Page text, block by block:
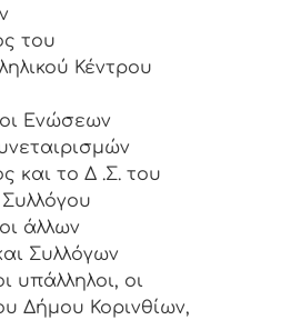
του
Κέντρου
Ενώσεων
και το Δ .Σ. του
άλλων
Συλλόγων
υπάλληλοι, οι
Δήμου Κορινθίων,